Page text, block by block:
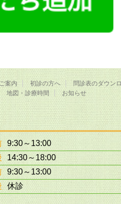
案内 初診の方へ
問診表のダウン
地図・診療時間 お知らせ
9:30～13:00
14:30～18:00
9:30～13:00
休診